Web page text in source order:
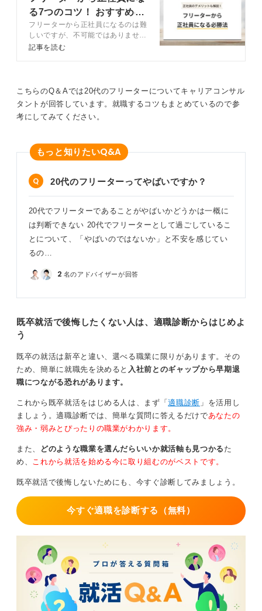
しかし、フリーター期間に何を学び、何を得たのか、そ
してその経験が志望する仕事にどう活かせるのかを具体
的に説明することで正社員の道が開けてきます。
アルバイト経験を通じて培ったビジネスマナーやコミュ
ニケーション能力など、ビジネスパーソンとしての基礎
る7つのコツ！ おすすめの
職種も紹介
フリーターから正社員になるのは難
しいですが、不可能ではありませ
ん。記事では、フリーターから正社
い傾向にあるおすすめの職種も紹介
するので、参考にして選考を突破し
ましょう。
記事を読む
こちらのQ＆Aでは20代のフリーターについてキャリアコンサル
タントが回答しています。就職するコツもまとめているので参
考にしてみてください。
もっと知りたいQ&A
20代のフリーターってやばいですか？
20代でフリーターであることがやばいかどうかは一概に
は判断できない 20代でフリーターとして過ごしているこ
とについて、「やばいのではないか」と不安を感じてい
るの…
2 名のアドバイザーが回答
既卒就活で後悔したくない人は、適職診断からはじめよ
う
既卒の就活は新卒と違い、選べる職業に限りがあります。その
ため、簡単に就職先を決めると 入社前とのギャップから早期退
職につながる恐れがあります。
これから既卒就活をはじめる人は、まず「適職診断 」を活用し
ましょう。適職診断では、簡単な質問に答えるだけであなたの
強み・弱みとぴったりの職業がわかります。
また、 どのような職業を選んだらいいか就活軸も見つかる た
め、 これから就活を始める今に取り組むのがベストです。
既卒就活で後悔しないためにも、今すぐ診断してみましょう。
今すぐ適職を診断する（無料）